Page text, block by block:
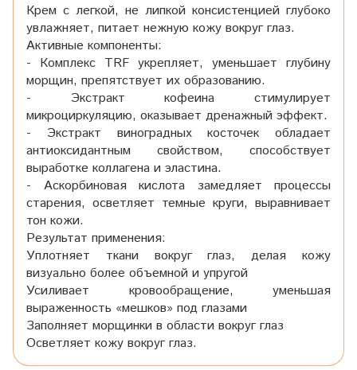
Крем с легкой, не липкой консистенцией глубоко
увлажняет, питает нежную кожу вокруг глаз.
Активные компоненты:
- Комплекс TRF укрепляет, уменьшает глубину
морщин, препятствует их образованию.
- Экстракт кофеина стимулирует
микроциркуляцию, оказывает дренажный эффект.
- Экстракт виноградных косточек обладает
антиоксидантным свойством, способствует
выработке коллагена и эластина.
- Аскорбиновая кислота замедляет процессы
старения, осветляет темные круги, выравнивает
тон кожи.
Результат применения:
Уплотняет ткани вокруг глаз, делая кожу
визуально более объемной и упругой
Усиливает кровообращение, уменьшая
выраженность «мешков» под глазами
Заполняет морщинки в области вокруг глаз
Осветляет кожу вокруг глаз.